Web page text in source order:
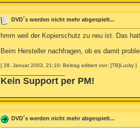
DVD´s werden nicht mehr abgespielt...
hmm weil der Kopierschutz zu neu ist. Das
Beim Hersteller nachfragen, ob es damit
[ 28. Januar 2003, 21:10: Beitrag editiert von: [TB]Lucky ]
Kein Support per PM!
DVD´s werden nicht mehr abgespielt...